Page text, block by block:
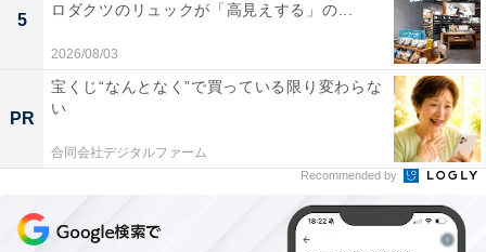
【セット買い】 HiKOKI(ハイコーキ) 36V充電式インパク
トドライバー WH36DD(2XHSZ)(FW) + 力こぶビット + カ
ラープレート(シグナルレッド)
Amazonで見る
5
ロダクツのリュックが「高見えする」の...
2026/08/03
PR
宝くじ“なんとなく”で買っている限り変わらな
い
合同会社デジタルファーム
Recommended by